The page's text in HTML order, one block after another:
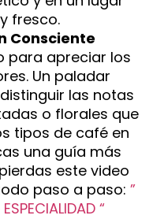
fresco.
Consciente
para apreciar los
Un paladar
las notas
o florales que
tipos de café en
una guía más
este video
paso a paso: ”
“